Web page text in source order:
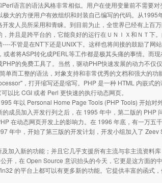
语言的语法风格非常相似。用户在使用变量前不需要
大的方便用户有效组织和封装自己编写的代码。从1995
发人员所采用和青睐。到目前为止，全世界已经有上百
并且是跨平台的，它能良好的运行在ＵＮＩＸ和ＮＴ下
不管是在NT下还是UNIX下。这样也将间接的鼓励了网
者将ASP转化成PERL等工作都是极其头痛的事情。而
的免费工具了。当然，驱动PHP快速发展的动力不仅
而工整的语法，对象支持和非常优秀的文档和强大的功能
，打开缩写还是缩写。PHP 是一种 HTML 内嵌式
以比 CGI 或者 Perl 更快速的执行动态网页。
年以 Personal Home Page Tools (PHP Tools) 开始对
成员加入开发行列之后，在 1995 年中，第二版的 PHP
在动态网页开发上的影响力。在 1996 年底，有一万五
年中，开始了第三版的开发计划，开发小组加入了
加入新的功能；并且它几乎支援所有主流与非主流资料
开，在 Open Source 意识抬头的今天，它更是这方面的
的平台上都可以有更多新的功能。它提供丰富的函式